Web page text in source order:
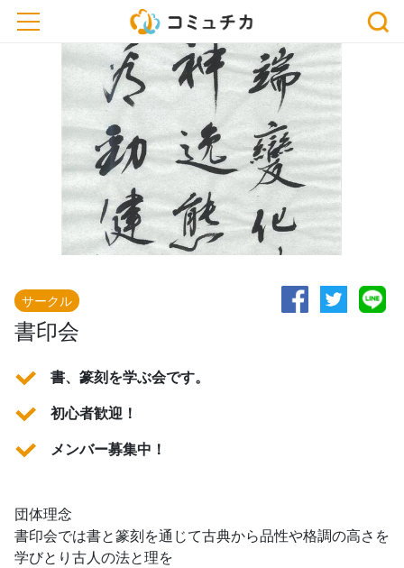
toggle navigation
サークル
書印会
書、篆刻を学ぶ会です。
初心者歓迎！
メンバー募集中！
団体理念
書印会では書と篆刻を通じて古典から品性や格調の高さを
学びとり古人の法と理を